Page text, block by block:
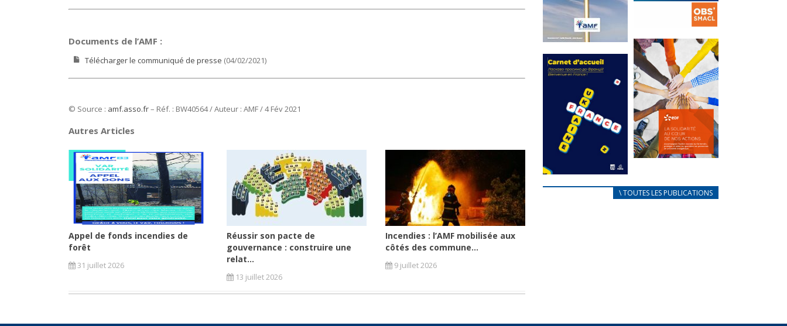
Documents de l’AMF :
Télécharger le communiqué de presse (04/02/2021)
© Source : amf.asso.fr– Réf. : BW40564 / Auteur : AMF / 4 Fév 2021
Autres Articles
Appel de fonds incendies de
forêt
31 juillet 2026
Réussir son pacte de
gouvernance : construire une
relat...
13 juillet 2026
Incendies : l’AMF mobilisée aux
côtés des commune...
9 juillet 2026
Statut de
l’élu local
Mise à jour avril
2024
FEUILLETER
La
prévention
des conflits
d’intérêts
18 septembre 2023
FEUILLETER
au coeur de
nos actions
\ TOUTES LES PUBLICATIONS